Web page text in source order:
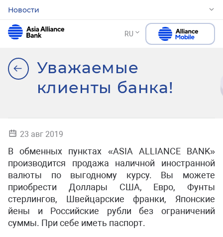
Новости
RU
Уважаемые
клиенты банка!
23 авг 2019
В обменных пунктах «ASIA ALLIANCE BANK»
производится продажа наличной иностранной
валюты по выгодному курсу. Вы можете
приобрести Доллары США, Евро, Фунты
стерлингов, Швейцарские франки, Японские
йены и Российские рубли без ограничений
суммы. При себе иметь паспорт.